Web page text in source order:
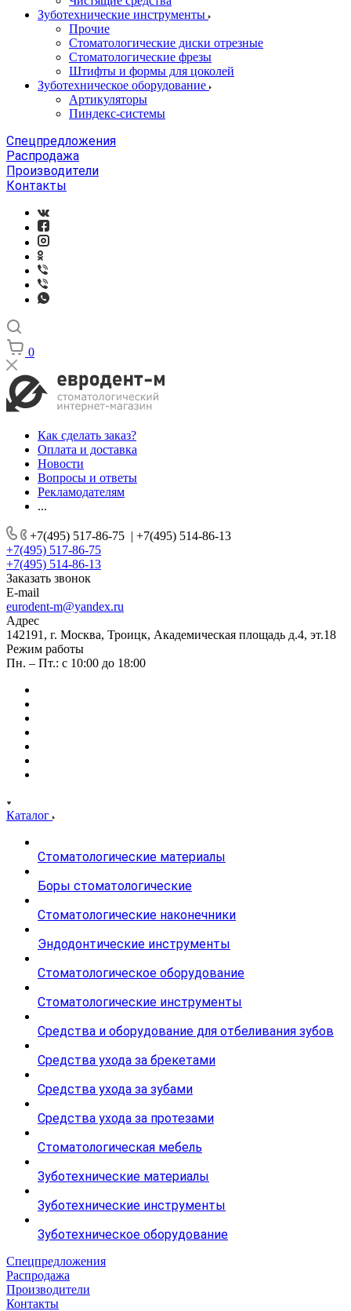
Зуботехнические инструменты
Прочие
Стоматологические диски отрезные
Стоматологические фрезы
Штифты и формы для цоколей
Зуботехническое оборудование
Артикуляторы
Пиндекс-системы
Спецпредложения
Распродажа
Производители
Контакты
0
Как сделать заказ?
Оплата и доставка
Новости
Вопросы и ответы
Рекламодателям
...
+7(495) 517-86-75 | +7(495) 514-86-13
+7(495) 517-86-75
+7(495) 514-86-13
Заказать звонок
E-mail
eurodent-m@yandex.ru
Адрес
142191, г. Москва, Троицк, Академическая площадь д.4, эт.18
Режим работы
Пн. – Пт.: с 10:00 до 18:00
Каталог
Стоматологические материалы
Боры стоматологические
Стоматологические наконечники
Эндодонтические инструменты
Стоматологическое оборудование
Стоматологические инструменты
Средства и оборудование для отбеливания зубов
Средства ухода за брекетами
Средства ухода за зубами
Средства ухода за протезами
Стоматологическая мебель
Зуботехнические материалы
Зуботехнические инструменты
Зуботехническое оборудование
Спецпредложения
Распродажа
Производители
Контакты